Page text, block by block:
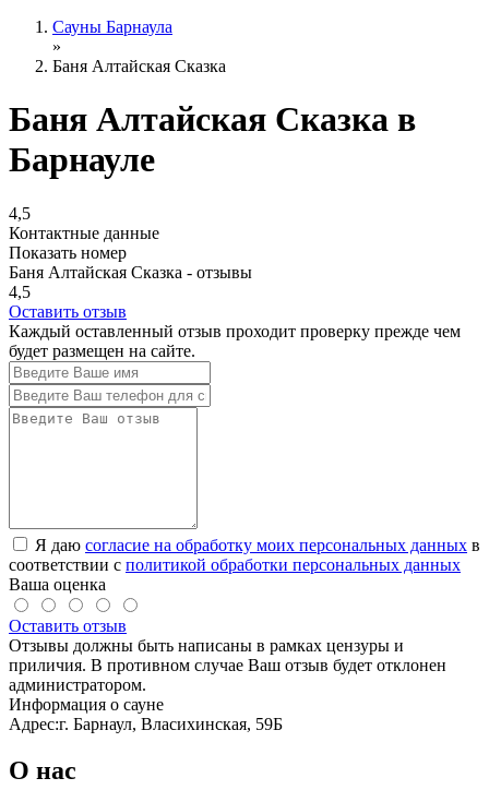
Сауны Барнаула
»
Баня Алтайская Сказка
Баня Алтайская Сказка в
Барнауле
4,5
Контактные данные
Показать номер
Баня Алтайская Сказка - отзывы
4,5
Оставить отзыв
Каждый оставленный отзыв проходит проверку прежде чем
будет размещен на сайте.
Я даю согласие на обработку моих персональных данных в
соответствии с политикой обработки персональных данных
Ваша оценка
Оставить отзыв
Отзывы должны быть написаны в рамках цензуры и
приличия. В противном случае Ваш отзыв будет отклонен
администратором.
Информация о сауне
Адрес:г. Барнаул, Власихинская, 59Б
О нас